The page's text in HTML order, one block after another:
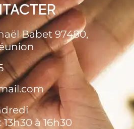
Babet 97480,
à 16h30